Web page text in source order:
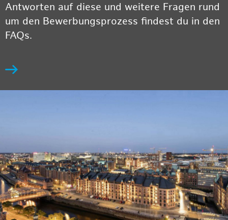
Antworten auf diese und weitere Fragen rund
um den Bewerbungsprozess findest du in den
FAQs.